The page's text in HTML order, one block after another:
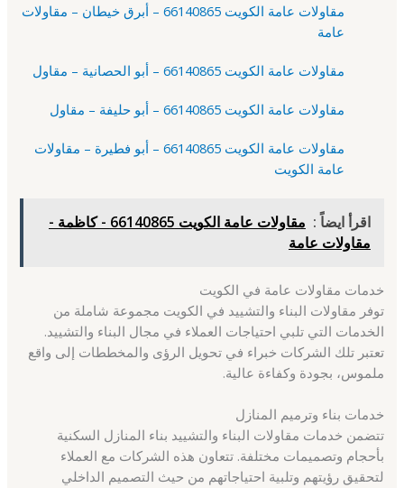
مقاولات عامة الكويت 66140865 – أبرق خيطان – مقاولات
عامة
مقاولات عامة الكويت 66140865 – أبو الحصانية – مقاول
مقاولات عامة الكويت 66140865 – أبو حليفة – مقاول
مقاولات عامة الكويت 66140865 – أبو فطيرة – مقاولات
عامة الكويت
اقرأ ايضاً :
مقاولات عامة الكويت 66140865 - كاظمة -
مقاولات عامة
خدمات مقاولات عامة في الكويت
توفر مقاولات البناء والتشييد في الكويت مجموعة شاملة من
الخدمات التي تلبي احتياجات العملاء في مجال البناء والتشييد.
تعتبر تلك الشركات خبراء في تحويل الرؤى والمخططات إلى واقع
ملموس، بجودة وكفاءة عالية.
خدمات بناء وترميم المنازل
تتضمن خدمات مقاولات البناء والتشييد بناء المنازل السكنية
بأحجام وتصميمات مختلفة. تتعاون هذه الشركات مع العملاء
لتحقيق رؤيتهم وتلبية احتياجاتهم من حيث التصميم الداخلي